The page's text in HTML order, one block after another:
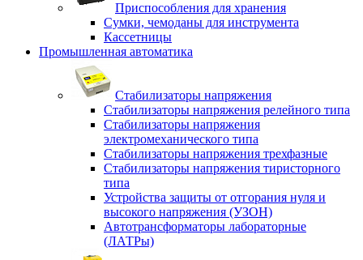
Приспособления для хранения
Сумки, чемоданы для инструмента
Кассетницы
Промышленная автоматика
Стабилизаторы напряжения
Стабилизаторы напряжения релейного типа
Стабилизаторы напряжения
электромеханического типа
Стабилизаторы напряжения трехфазные
Стабилизаторы напряжения тиристорного
типа
Устройства защиты от отгорания нуля и
высокого напряжения (УЗОН)
Автотрансформаторы лабораторные
(ЛАТРы)